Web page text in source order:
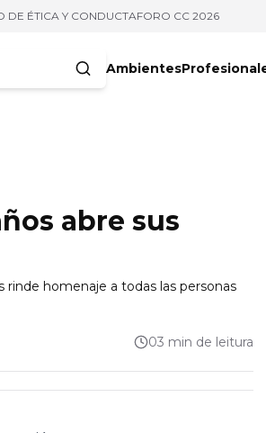
DE ÉTICA Y CONDUCTAFORO CC 2026
Ambientes
abre sus
homenaje a todas las personas
03 min de leitura